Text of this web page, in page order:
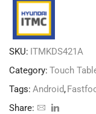
SKU: ITMKDS421A
Category: Touch
Tags: Android,
Share: